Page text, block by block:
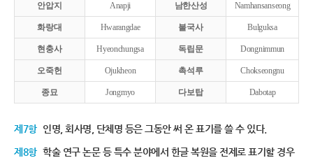
안압지 Anapji 남한산성 Namhansanseong
화랑대 Hwarangdae 불국사 Bulguksa
현충사 Hyeonchungsa 독립문 Dongnimmun
오죽헌 Ojukheon 촉석루 Chokseongnu
종묘 Jongmyo 다보탑 Dabotap
제7항 인명, 회사명, 단체명 등은 그동안 써 온 표기를 쓸 수 있다.
제8항 학술 연구 논문 등 특수 분야에서 한글 복원을 전제로 표기할 경우